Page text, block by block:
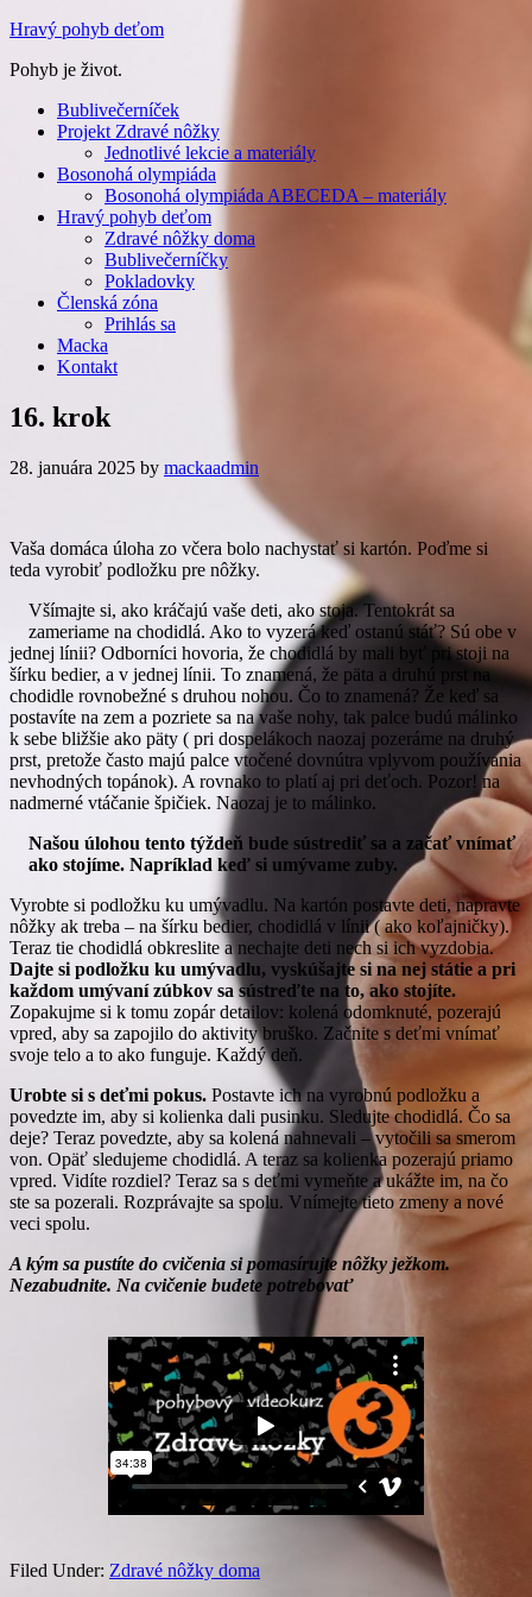
Hravý pohyb deťom
Pohyb je život.
Bublivečerníček
Projekt Zdravé nôžky
Jednotlivé lekcie a materiály
Bosonohá olympiáda
Bosonohá olympiáda ABECEDA – materiály
Hravý pohyb deťom
Zdravé nôžky doma
Bublivečerníčky
Pokladovky
Členská zóna
Prihlás sa
Macka
Kontakt
16. krok
28. januára 2025 by mackaadmin
Vaša domáca úloha zo včera bolo nachystať si kartón. Poďme si
teda vyrobiť podložku pre nôžky.
Všímajte si, ako kráčajú vaše deti, ako stoja. Tentokrát sa
zameriame na chodidlá. Ako to vyzerá keď ostanú stáť? Sú obe v
jednej línii? Odborníci hovoria, že chodidlá by mali byť pri stoji na
šírku bedier, a v jednej línii. To znamená, že päta a druhú prst na
chodidle rovnobežné s druhou nohou. Čo to znamená? Že keď sa
postavíte na zem a pozriete sa na vaše nohy, tak palce budú málinko
k sebe bližšie ako päty ( pri dospelákoch naozaj pozeráme na druhý
prst, pretože často majú palce vtočené dovnútra vplyvom používania
nevhodných topánok). A rovnako to platí aj pri deťoch. Pozor! na
nadmerné vtáčanie špičiek. Naozaj je to málinko.
Našou úlohou tento týždeň bude sústrediť sa a začať vnímať
ako stojíme. Napríklad keď si umývame zuby.
Vyrobte si podložku ku umývadlu. Na kartón postavte deti, napravte
nôžky ak treba – na šírku bedier, chodidlá v línii ( ako koľajničky).
Teraz tie chodidlá obkreslite a nechajte deti nech si ich vyzdobia.
Dajte si podložku ku umývadlu, vyskúšajte si na nej státie a pri
každom umývaní zúbkov sa sústreďte na to, ako stojíte.
Zopakujme si k tomu zopár detailov: kolená odomknuté, pozerajú
vpred, aby sa zapojilo do aktivity bruško. Začnite s deťmi vnímať
svoje telo a to ako funguje. Každý deň.
Urobte si s deťmi pokus. Postavte ich na vyrobnú podložku a
povedzte im, aby si kolienka dali pusinku. Sledujte chodidlá. Čo sa
deje? Teraz povedzte, aby sa kolená nahnevali – vytočili sa smerom
von. Opäť sledujeme chodidlá. A teraz sa kolienka pozerajú priamo
vpred. Vidíte rozdiel? Teraz sa s deťmi vymeňte a ukážte im, na čo
ste sa pozerali. Rozprávajte sa spolu. Vnímejte tieto zmeny a nové
veci spolu.
A kým sa pustíte do cvičenia si pomasírujte nôžky ježkom.
Nezabudnite. Na cvičenie budete potrebovať
Filed Under: Zdravé nôžky doma